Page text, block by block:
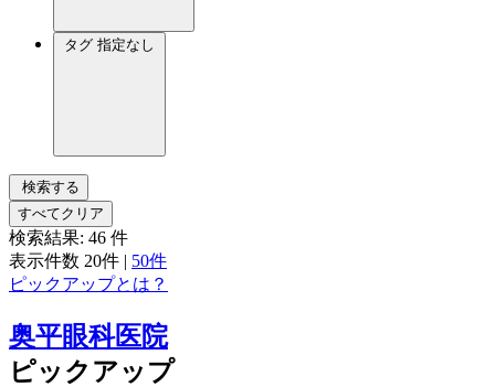
タグ 指定なし
検索する
すべてクリア
検索結果: 46 件
表示件数 20件 | 50件
ピックアップとは？
奥平眼科医院
ピックアップ